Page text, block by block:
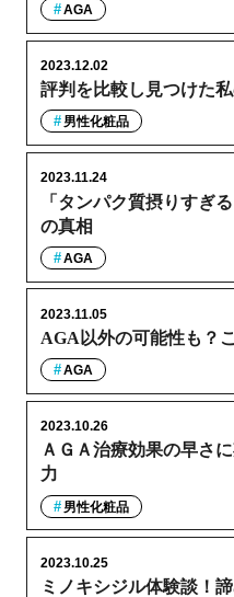
AGA
評判を比較し見つけた
2023.12.02
男性化粧品
「タンパク質摂りすぎ
の真相
2023.11.24
AGA
AGA以外の可能性も？
2023.11.05
AGA
ＡＧＡ治療効果の早さ
力
2023.10.26
男性化粧品
ミノキシジル体験談！
2023.10.25